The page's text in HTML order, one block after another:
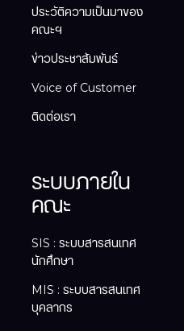
ประวัติความเป็นมาของ
คณะฯ
ข่าวประชาสัมพันธ์
Voice of Customer
ติดต่อเรา
ระบบภายใน
คณะ
SIS : ระบบสารสนเทศ
นักศึกษา
MIS : ระบบสารสนเทศ
บุคลากร